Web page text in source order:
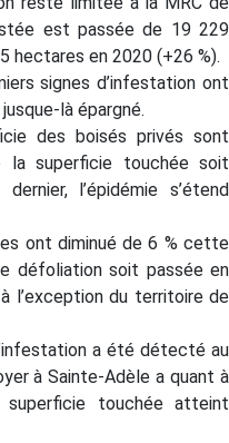
est passée de 19 229
hectares en 2020 (+26 %).
signes d’infestation ont
là épargné.
des boisés privés sont
la superficie touchée soit
l’épidémie s’étend
ont diminué de 6 % cette
défoliation soit passée en
l’exception du territoire de
a été détecté au
à Sainte-Adèle a quant à
superficie touchée atteint